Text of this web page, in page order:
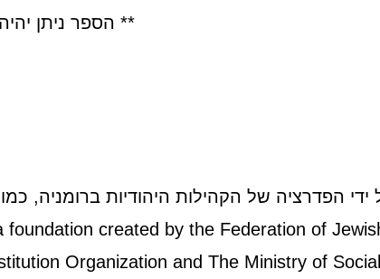
** הספר ניתן
הפדרציה של הקהילות היהודיות ברומניה,
created by the Federation of
Organization and The Ministry of